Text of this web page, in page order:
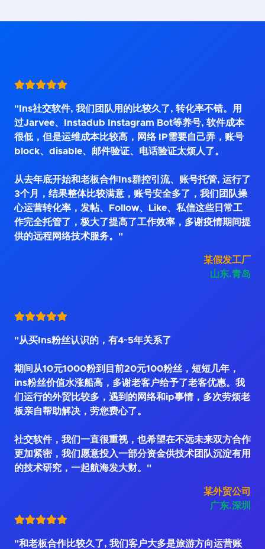
"Ins社交软件, 我们团队用的比较久了, 转化率不错。用
过Jarvee、Instadub Instagram Bot等养号, 软件成本
很低，但是运维成本比较高，网络 IP需要自己弄，账号
block、disable、邮件验证、电话验证太烦人了。
从去年底开始和老板合作Ins群控引流、账号托管, 运行了
3个月，结果整体比较满意，账号安全多了，我们团队操
心运营转化率，发帖、Follow、Like、私信这些日常工
作完全托管了，极大了提高了工作效率，多谢疫情期间提
供的远程网络技术服务。"
某假发工厂
山东.青岛
"从买Ins粉丝认识的，有4~5年关系了
期间从10元1000粉到目前20元100粉丝，短短几年，
ins粉丝价值水涨船高，多谢老客户给予了老客优惠。我
们运行的外贸比较多，遇到的网络和ip事情，多次劳烦老
板亲自帮助解决，劳您费心了。
社交软件，我们一直很重视，也希望在不远未来双方合作
更加紧密，我们愿意投入一部分资金供技术团队沉淀有用
的技术研究，一起航海发大财。"
某外贸公司
广东.深圳
"和老板合作比较久了, 我们客户大多是旅游方向运营账